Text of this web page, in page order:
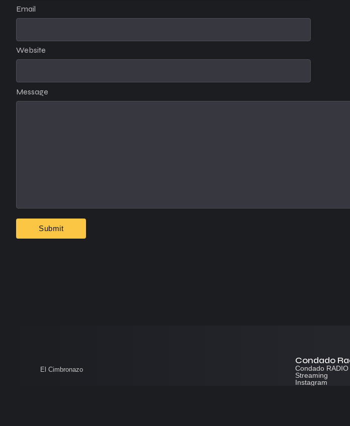
Message
Email
Website
El Cimbronazo
Condado
Condado RADIO
Streaming
Instagram